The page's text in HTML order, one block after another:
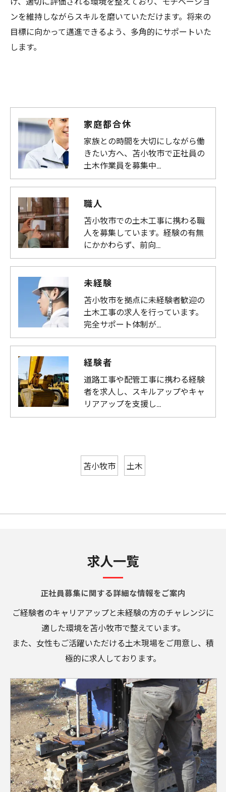
ンを維持しながらスキルを磨いていただけます。将来の
目標に向かって邁進できるよう、多角的にサポートいた
します。
家庭都合休
家族との時間を大切にしながら働
きたい方へ、苫小牧市で正社員の
土木作業員を募集中…
職人
苫小牧市での土木工事に携わる職
人を募集しています。経験の有無
にかかわらず、前向…
未経験
苫小牧市を拠点に未経験者歓迎の
土木工事の求人を行っています。
完全サポート体制が…
経験者
道路工事や配管工事に携わる経験
者を求人し、スキルアップやキャ
リアアップを支援し…
苫小牧市 土木
求人一覧
正社員募集に関する詳細な情報をご案内
ご経験者のキャリアアップと未経験の方のチャレンジに
適した環境を苫小牧市で整えています。
また、女性もご活躍いただける土木現場をご用意し、積
極的に求人しております。